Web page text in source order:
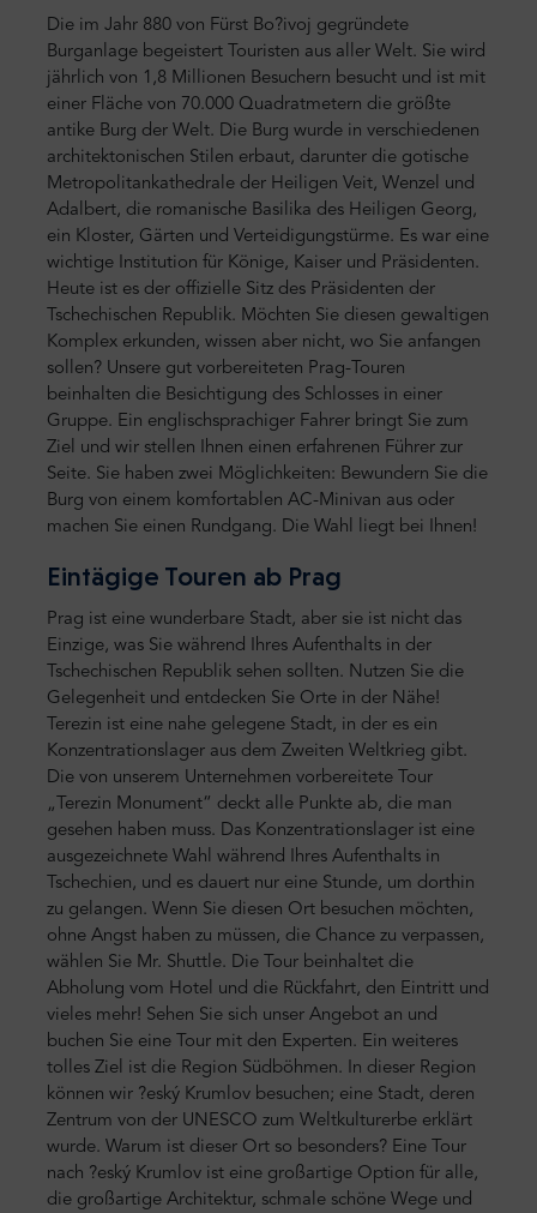
Die im Jahr 880 von Fürst Bo?ivoj gegründete
Burganlage begeistert Touristen aus aller Welt. Sie wird
jährlich von 1,8 Millionen Besuchern besucht und ist mit
einer Fläche von 70.000 Quadratmetern die größte
antike Burg der Welt. Die Burg wurde in verschiedenen
architektonischen Stilen erbaut, darunter die gotische
Metropolitankathedrale der Heiligen Veit, Wenzel und
Adalbert, die romanische Basilika des Heiligen Georg,
ein Kloster, Gärten und Verteidigungstürme. Es war eine
wichtige Institution für Könige, Kaiser und Präsidenten.
Heute ist es der offizielle Sitz des Präsidenten der
Tschechischen Republik. Möchten Sie diesen gewaltigen
Komplex erkunden, wissen aber nicht, wo Sie anfangen
sollen? Unsere gut vorbereiteten Prag-Touren
beinhalten die Besichtigung des Schlosses in einer
Gruppe. Ein englischsprachiger Fahrer bringt Sie zum
Ziel und wir stellen Ihnen einen erfahrenen Führer zur
Seite. Sie haben zwei Möglichkeiten: Bewundern Sie die
Burg von einem komfortablen AC-Minivan aus oder
machen Sie einen Rundgang. Die Wahl liegt bei Ihnen!
Eintägige Touren ab Prag
Prag ist eine wunderbare Stadt, aber sie ist nicht das
Einzige, was Sie während Ihres Aufenthalts in der
Tschechischen Republik sehen sollten. Nutzen Sie die
Gelegenheit und entdecken Sie Orte in der Nähe!
Terezin ist eine nahe gelegene Stadt, in der es ein
Konzentrationslager aus dem Zweiten Weltkrieg gibt.
Die von unserem Unternehmen vorbereitete Tour
„Terezin Monument“ deckt alle Punkte ab, die man
gesehen haben muss. Das Konzentrationslager ist eine
ausgezeichnete Wahl während Ihres Aufenthalts in
Tschechien, und es dauert nur eine Stunde, um dorthin
zu gelangen. Wenn Sie diesen Ort besuchen möchten,
ohne Angst haben zu müssen, die Chance zu verpassen,
wählen Sie Mr. Shuttle. Die Tour beinhaltet die
Abholung vom Hotel und die Rückfahrt, den Eintritt und
vieles mehr! Sehen Sie sich unser Angebot an und
buchen Sie eine Tour mit den Experten. Ein weiteres
tolles Ziel ist die Region Südböhmen. In dieser Region
können wir ?eský Krumlov besuchen; eine Stadt, deren
Zentrum von der UNESCO zum Weltkulturerbe erklärt
wurde. Warum ist dieser Ort so besonders? Eine Tour
nach ?eský Krumlov ist eine großartige Option für alle,
die großartige Architektur, schmale schöne Wege und